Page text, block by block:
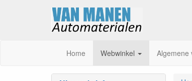
Home Webwinkel Algemene